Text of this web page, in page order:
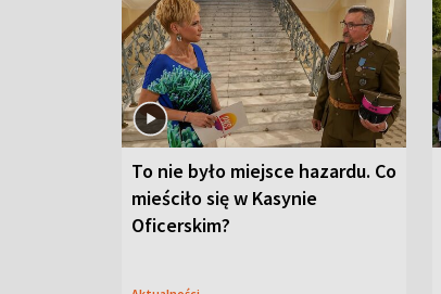
To nie było miejsce hazardu. Co
mieściło się w Kasynie
Oficerskim?